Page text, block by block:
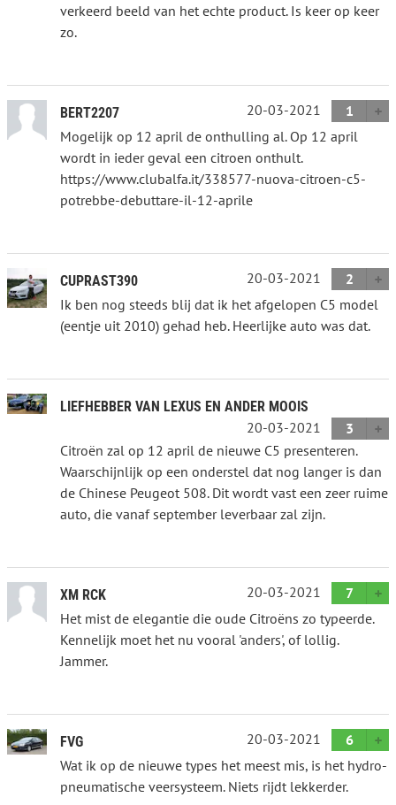
verkeerd beeld van het echte product. Is keer op keer
zo.
BERT2207 20-03-2021
1
Mogelijk op 12 april de onthulling al. Op 12 april
wordt in ieder geval een citroen onthult.
https://www.clubalfa.it/338577-nuova-citroen-c5-
potrebbe-debuttare-il-12-aprile
CUPRAST390 20-03-2021
2
Ik ben nog steeds blij dat ik het afgelopen C5 model
(eentje uit 2010) gehad heb. Heerlijke auto was dat.
LIEFHEBBER VAN LEXUS EN ANDER MOOIS
20-03-2021
3
Citroën zal op 12 april de nieuwe C5 presenteren.
Waarschijnlijk op een onderstel dat nog langer is dan
de Chinese Peugeot 508. Dit wordt vast een zeer ruime
auto, die vanaf september leverbaar zal zijn.
XM RCK 20-03-2021
7
Het mist de elegantie die oude Citroëns zo typeerde.
Kennelijk moet het nu vooral 'anders', of lollig.
Jammer.
FVG 20-03-2021
6
Wat ik op de nieuwe types het meest mis, is het hydro-
pneumatische veersysteem. Niets rijdt lekkerder.